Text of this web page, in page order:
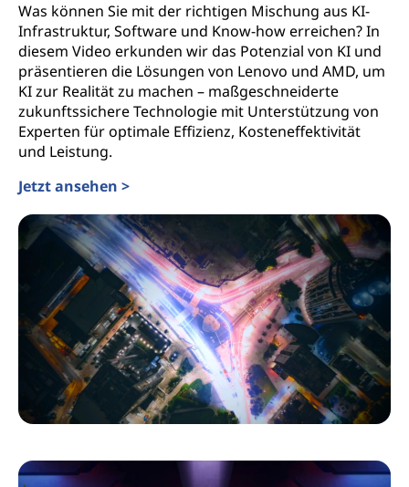
Was können Sie mit der richtigen Mischung aus KI-
Infrastruktur, Software und Know-how erreichen? In
diesem Video erkunden wir das Potenzial von KI und
präsentieren die Lösungen von Lenovo und AMD, um
KI zur Realität zu machen – maßgeschneiderte
zukunftssichere Technologie mit Unterstützung von
Experten für optimale Effizienz, Kosteneffektivität
und Leistung.
Jetzt ansehen >